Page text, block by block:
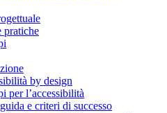
pratiche
by design
per l’accessibilità
e criteri di successo